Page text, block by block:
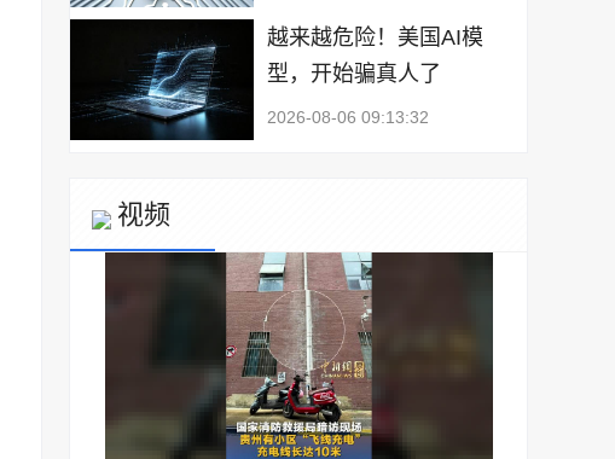
越来越危险！美国AI模
型，开始骗真人了
2026-08-06 09:13:32
视频